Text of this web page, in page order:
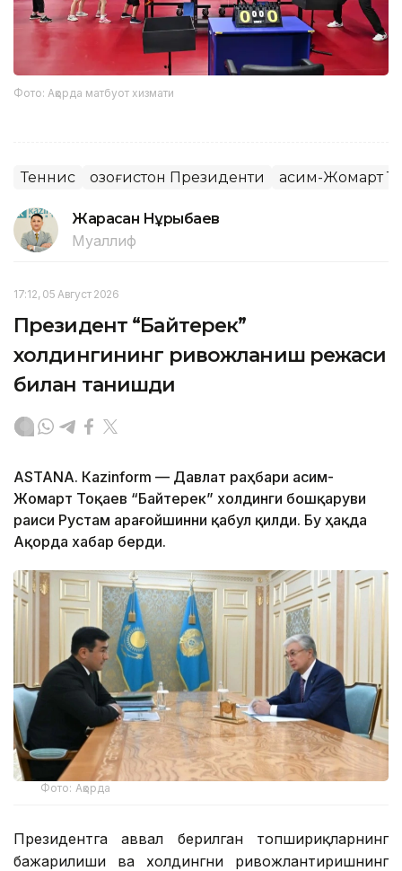
Фото: Ақорда матбуот хизмати
Теннис Қозоғистон Президенти Қасим-Жомарт
Жарасқан Нұрыбаев
Муаллиф
17:12, 05 Август 2026
Президент “Байтерек”
холдингининг ривожланиш режаси
билан танишди
ASTANА. Каzinform — Давлат раҳбари Қасим-
Жомарт Тоқаев “Байтерек” холдинги бошқаруви
раиси Рустам Қарағойшинни қабул қилди. Бу ҳақда
Ақорда хабар берди.
Фото: Ақорда
Президентга аввал берилган топшириқларнинг
бажарилиши ва холдингни ривожлантиришнинг